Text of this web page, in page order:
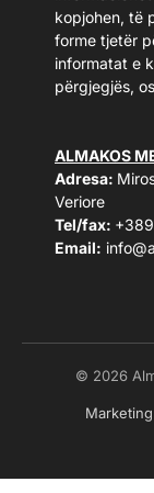
kopjohen, të
forme tjetër
informatat e
përgjegjës,
ALMAKOS
Adresa:
Veriore
Tel/fax:
Email:
© 2026
Marketing